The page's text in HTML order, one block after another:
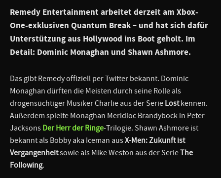
Remedy Entertainment arbeitet derzeit am Xbox-
One-exklusiven Quantum Break– und hat sich dafür
Unterstützung aus Hollywood ins Boot geholt. Im
Detail: Dominic Monaghan und Shawn Ashmore.
Das gibt Remedy offiziell per Twitter bekannt. Dominic
Monaghan dürften die Meisten durch seine Rolle als
drogensüchtiger Musiker Charlie aus der Serie Lostkennen.
Außerdem spielte Monaghan Meridioc Brandybock in Peter
Jacksons Der Herr der Ringe-Trilogie. Shawn Ashmore ist
bekannt als Bobby aka Iceman ausX-Men: Zukunft ist
Vergangenheitsowie als Mike Weston aus der SerieThe
Following.